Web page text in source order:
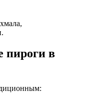
пироги в